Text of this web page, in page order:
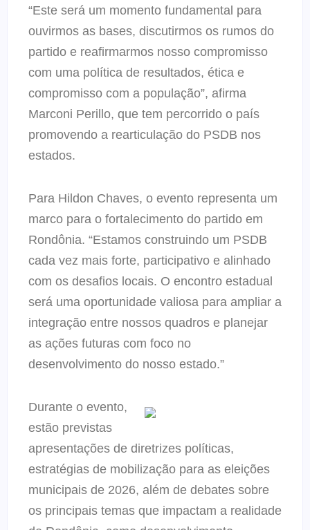
“Este será um momento fundamental para
ouvirmos as bases, discutirmos os rumos do
partido e reafirmarmos nosso compromisso
com uma política de resultados, ética e
compromisso com a população”, afirma
Marconi Perillo, que tem percorrido o país
promovendo a rearticulação do PSDB nos
estados.
Para Hildon Chaves, o evento representa um
marco para o fortalecimento do partido em
Rondônia. “Estamos construindo um PSDB
cada vez mais forte, participativo e alinhado
com os desafios locais. O encontro estadual
será uma oportunidade valiosa para ampliar a
integração entre nossos quadros e planejar
as ações futuras com foco no
desenvolvimento do nosso estado.”
Durante o evento,
estão previstas
apresentações de diretrizes políticas,
estratégias de mobilização para as eleições
municipais de 2026, além de debates sobre
os principais temas que impactam a realidade